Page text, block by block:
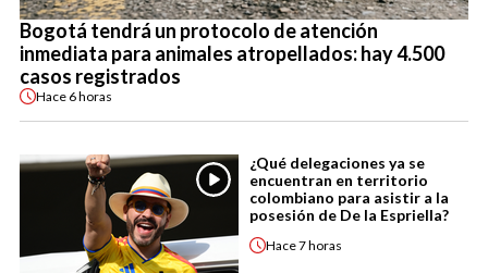
Bogotá tendrá un protocolo de atención
inmediata para animales atropellados: hay 4.500
casos registrados
Hace 6 horas
¿Qué delegaciones ya se
encuentran en territorio
colombiano para asistir a la
posesión de De la Espriella?
Hace7 horas